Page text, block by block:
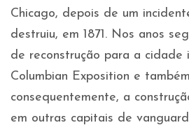
Chicago, depois de um
destruiu, em 1871. Nos anos
de reconstrução para a cidade
Columbian Exposition e
consequentemente, a
em outras capitais de